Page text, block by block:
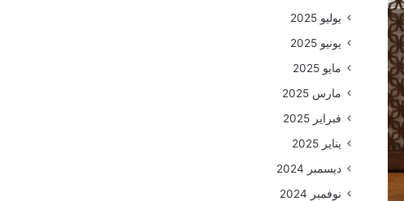
يوليو 2025
يونيو 2025
مايو 2025
مارس 2025
فبراير 2025
يناير 2025
ديسمبر 2024
نوفمبر 2024